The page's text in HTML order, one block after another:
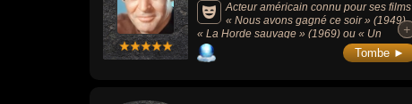
Acteur américain connu pour ses films
« Nous avons gagné ce soir » (1949),
« La Horde sauvage » (1969) ou « Un
homme est passé » (1955).
+
+
Tombe ►